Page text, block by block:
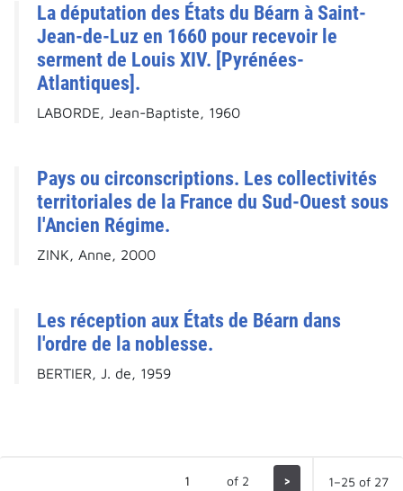
La députation des États du Béarn à Saint-
Jean-de-Luz en 1660 pour recevoir le
serment de Louis XIV. [Pyrénées-
Atlantiques].
LABORDE, Jean-Baptiste, 1960
Pays ou circonscriptions. Les collectivités
territoriales de la France du Sud-Ouest sous
l'Ancien Régime.
ZINK, Anne, 2000
Les réception aux États de Béarn dans
l'ordre de la noblesse.
BERTIER, J. de, 1959
of 2 > 1–25 of 27